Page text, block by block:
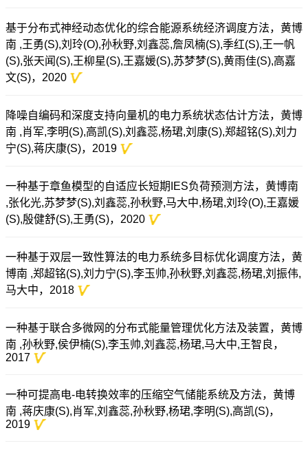
基于分布式神经动态优化的综合能源系统经济调度方法，黄博
南 ,王勇(S),刘玲(O),孙秋野,刘鑫蕊,詹凤楠(S),季红(S),王一帆
(S),张天闻(S),王柳星(S),王嘉媛(S),苏梦梦(S),黄雨佳(S),高嘉
文(S)，2020
降噪自编码和深度支持向量机的电力系统状态估计方法，黄博
南 ,肖军,李明(S),高凯(S),刘鑫蕊,杨珺,刘康(S),郑超铭(S),刘力
宁(S),蒋庆康(S)，2019
一种基于章鱼模型的自适应长短期IES负荷预测方法，黄博南
,张化光,苏梦梦(S),刘鑫蕊,孙秋野,马大中,杨珺,刘玲(O),王嘉媛
(S),殷健舒(S),王勇(S)，2020
一种基于双层一致性算法的电力系统多目标优化调度方法，黄
博南 ,郑超铭(S),刘力宁(S),李玉帅,孙秋野,刘鑫蕊,杨珺,刘振伟,
马大中，2018
一种基于联合多微网的分布式能量管理优化方法及装置，黄博
南 ,孙秋野,侯伊楠(S),李玉帅,刘鑫蕊,杨珺,马大中,王智良，
2017
一种可提高电-电转换效率的压缩空气储能系统及方法，黄博
南 ,蒋庆康(S),肖军,刘鑫蕊,孙秋野,杨珺,李明(S),高凯(S)，
2019